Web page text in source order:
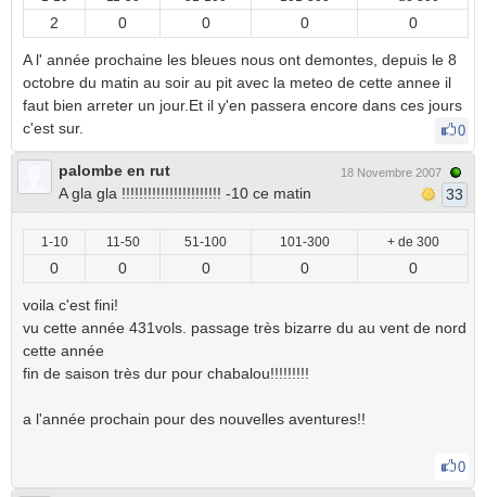
2 0 0 0 0
A l' année prochaine les bleues nous ont demontes, depuis le 8
octobre du matin au soir au pit avec la meteo de cette annee il
faut bien arreter un jour.Et il y'en passera encore dans ces jours
c'est sur.
0
palombe en rut
A gla gla !!!!!!!!!!!!!!!!!!!!!!! -10 ce matin
18 Novembre 2007
33
1-10 11-50 51-100 101-300 + de 300
0 0 0 0 0
voila c'est fini!
vu cette année 431vols. passage très bizarre du au vent de nord
cette année
fin de saison très dur pour chabalou!!!!!!!!!
a l'année prochain pour des nouvelles aventures!!
0